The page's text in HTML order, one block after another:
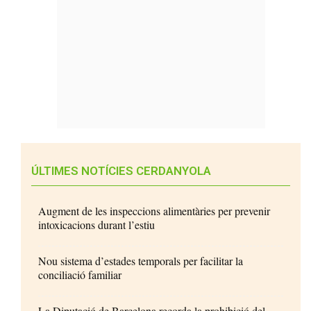
ÚLTIMES NOTÍCIES CERDANYOLA
Augment de les inspeccions alimentàries per prevenir
intoxicacions durant l’estiu
Nou sistema d’estades temporals per facilitar la
conciliació familiar